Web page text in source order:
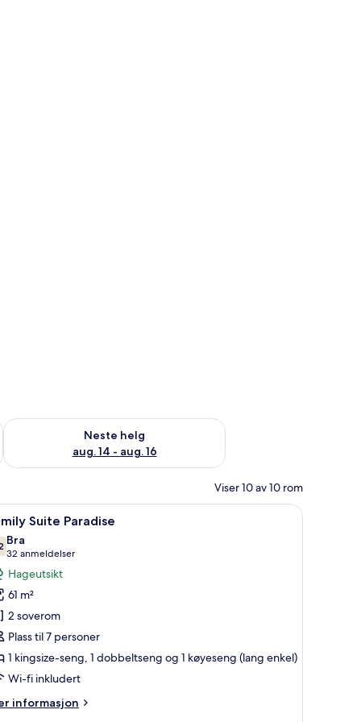
7 - aug. 9
Neste helg
aug. 14 - aug. 16
Sjekk tilgjengelighet for neste helg, aug. 14 - aug. 16
Viser 10 av 10 rom
safe på rommet og blendingsgardinerFamily Suite Paradise | Minibar (inkludert),
5 Suite Paradise
av 10
Bra
32 anmeldelser
(32
anmeldelser)
Hageutsikt
61 m²
2 soverom
Plass til 7 personer
1 kingsize-seng, 1 dobbeltseng og 1 køyeseng (lang enkel)
Wi-fi inkludert
informasjon